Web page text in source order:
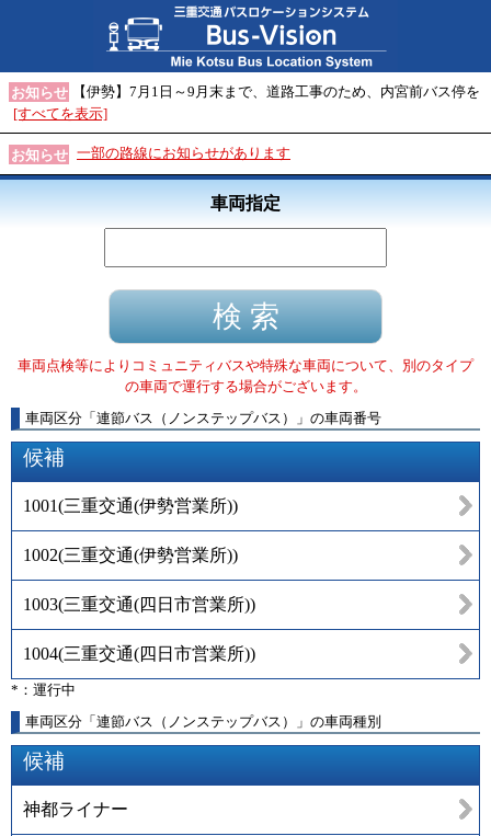
お知らせ
【伊勢】7月1日～9月末まで、道路工事のため、内宮前バス停を
[すべてを表示]
お知らせ 一部の路線にお知らせがあります
車両指定
車両点検等によりコミュニティバスや特殊な車両について、別のタイプ
の車両で運行する場合がございます。
車両区分 「 連節バス（ノンステップバス） 」 の車両番号
候補
1001(三重交通(伊勢営業所))
1002(三重交通(伊勢営業所))
1003(三重交通(四日市営業所))
1004(三重交通(四日市営業所))
*：運行中
車両区分「連節バス（ノンステップバス）」の車両種別
候補
神都ライナー